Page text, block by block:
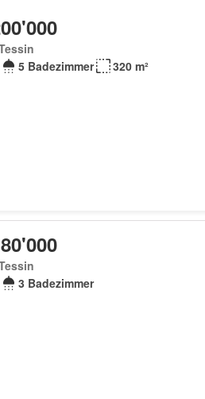
5 Badezimmer
320 m²
3 Badezimmer